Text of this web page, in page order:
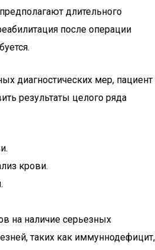
длительного
после операции
диагностических мер, пациент
результаты целого ряда
крови.
на наличие серьезных
таких как иммуннодефицит,